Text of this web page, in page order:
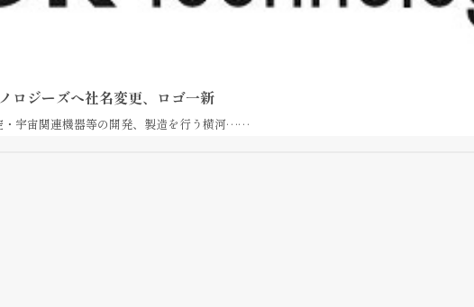
ロジーズへ社名変更、ロゴ一新
・宇宙関連機器等の開発、製造を行う横河……